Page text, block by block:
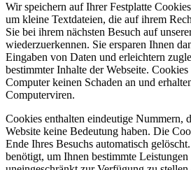
Wir speichern auf Ihrer Festplatte
um kleine Textdateien, die auf ihrem
Sie bei ihrem nächsten Besuch auf
wiederzuerkennen. Sie ersparen Ihnen
Eingaben von Daten und erleichtern
bestimmter Inhalte der Webseite.
Computer keinen Schaden an und
Computerviren.
Cookies enthalten eindeutige Nummern,
Website keine Bedeutung haben. Die
Ende Ihres Besuchs automatisch
benötigt, um Ihnen bestimmte